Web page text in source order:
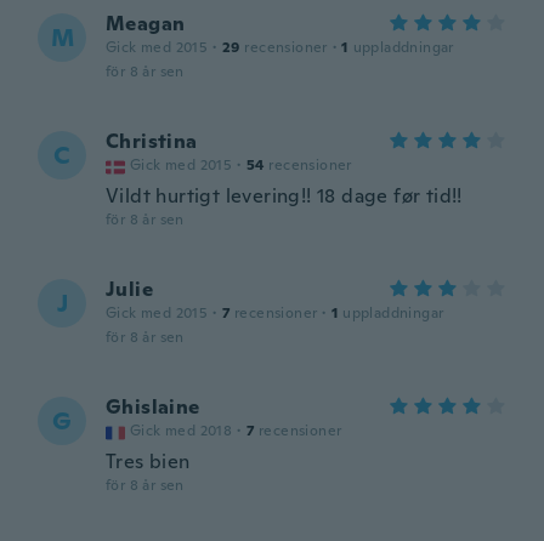
M Meagan
Gick med 2015 · 29 recensioner · 1 uppladdningar
för 8 år sen
C Christina
Gick med 2015 · 54 recensioner
Vildt hurtigt levering!! 18 dage før tid!!
för 8 år sen
J Julie
Gick med 2015 · 7 recensioner · 1 uppladdningar
för 8 år sen
G Ghislaine
Gick med 2018 · 7 recensioner
Tres bien
för 8 år sen